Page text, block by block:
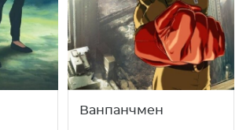
Ванпанчмен